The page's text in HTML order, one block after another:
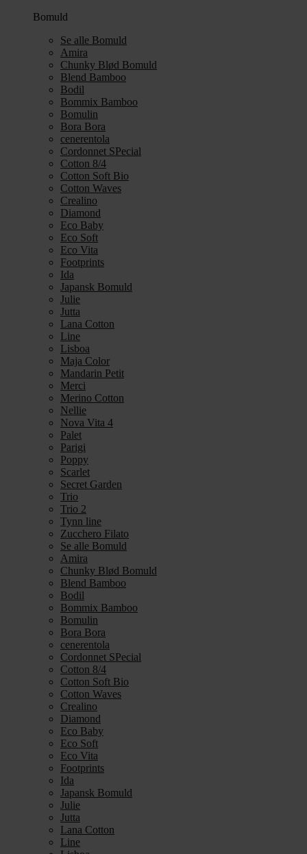
Bomuld
Se alle Bomuld
Amira
Chunky Blød Bomuld
Blend Bamboo
Bodil
Bommix Bamboo
Bomulin
Bora Bora
cenerentola
Cordonnet SPecial
Cotton 8/4
Cotton Soft Bio
Cotton Waves
Crealino
Diamond
Eco Baby
Eco Soft
Eco Vita
Footprints
Ida
Japansk Bomuld
Julie
Jutta
Lana Cotton
Line
Lisboa
Maja Color
Mandarin Petit
Merci
Merino Cotton
Nellie
Nova Vita 4
Palet
Parigi
Poppy
Scarlet
Secret Garden
Trio
Trio 2
Tynn line
Zucchero Filato
Se alle Bomuld
Amira
Chunky Blød Bomuld
Blend Bamboo
Bodil
Bommix Bamboo
Bomulin
Bora Bora
cenerentola
Cordonnet SPecial
Cotton 8/4
Cotton Soft Bio
Cotton Waves
Crealino
Diamond
Eco Baby
Eco Soft
Eco Vita
Footprints
Ida
Japansk Bomuld
Julie
Jutta
Lana Cotton
Line